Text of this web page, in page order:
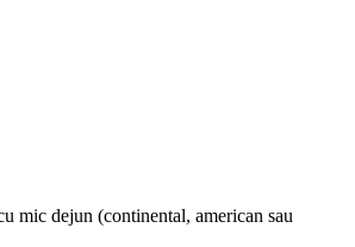
mic dejun (continental, american sau